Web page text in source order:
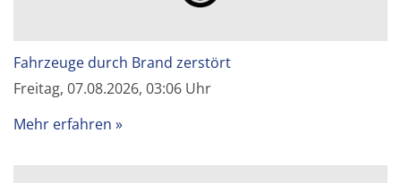
Fahrzeuge durch Brand zerstört
Freitag, 07.08.2026, 03:06 Uhr
Mehr erfahren